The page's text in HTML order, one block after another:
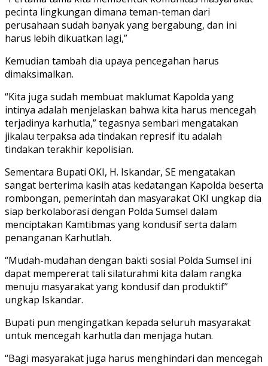
pecinta lingkungan dimana teman-teman dari
perusahaan sudah banyak yang bergabung, dan ini
harus lebih dikuatkan lagi,”
Kemudian tambah dia upaya pencegahan harus
dimaksimalkan.
“Kita juga sudah membuat maklumat Kapolda yang
intinya adalah menjelaskan bahwa kita harus mencegah
terjadinya karhutla,” tegasnya sembari mengatakan
jikalau terpaksa ada tindakan represif itu adalah
tindakan terakhir kepolisian.
Sementara Bupati OKI, H. Iskandar, SE mengatakan
sangat berterima kasih atas kedatangan Kapolda beserta
rombongan, pemerintah dan masyarakat OKI ungkap dia
siap berkolaborasi dengan Polda Sumsel dalam
menciptakan Kamtibmas yang kondusif serta dalam
penanganan Karhutlah.
“Mudah-mudahan dengan bakti sosial Polda Sumsel ini
dapat mempererat tali silaturahmi kita dalam rangka
menuju masyarakat yang kondusif dan produktif”
ungkap Iskandar.
Bupati pun mengingatkan kepada seluruh masyarakat
untuk mencegah karhutla dan menjaga hutan.
“Bagi masyarakat juga harus menghindari dan mencegah